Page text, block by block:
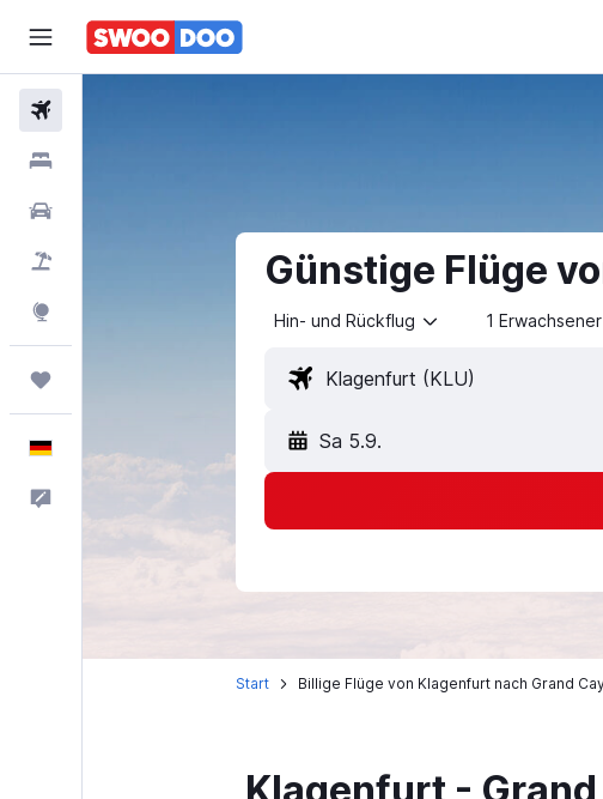
Günstige Flüge
Hin- und Rückflug 1 Erwachsener
Sa 5.9.
Start Billige Flüge von Klagenfurt nach Grand